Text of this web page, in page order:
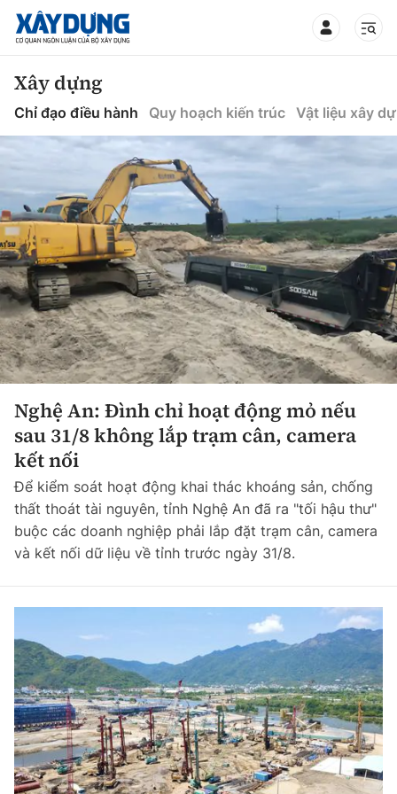
Mới nhất
Thời sự
Chính trị
Xã hội
Chuyện dọc đường
Cải chính
Xây dựng
Chỉ đạo điều hành
Quy hoạch kiến trúc
Vật liệu xây dựng
Giám định chất lượng
Quản lý đô thị
Giao thông
Quản lý
Đường bộ
Hàng không
Đường sắt
Đăng kiểm
Đường sắt tốc độ cao
Đường thủy
Hàng hải
Đường sắt đô thị
Kinh tế
Thị trường
Tài chính
Bảo hiểm
Doanh nghiệp
Pháp luật
Thanh tra
Pháp đình
Hỏi - Đáp
An toàn giao thông
Văn hóa giao thông
Lái xe an toàn
Chung tay vì ATGT
Giáo dục
Y tế
Đời sống
Lao động - Công đoàn
Văn hóa - Giải Trí
Văn hóa
Showbiz
Điện ảnh
Thể thao
Bóng đá
Bình luận
Công nghệ
Xây dựng
Chỉ đạo điều hành Quy hoạch kiến trúc Vật liệu xây
Nghệ An: Đình chỉ hoạt động mỏ nếu
sau 31/8 không lắp trạm cân, camera
kết nối
Để kiểm soát hoạt động khai thác khoáng sản, chống
thất thoát tài nguyên, tỉnh Nghệ An đã ra "tối hậu thư"
buộc các doanh nghiệp phải lắp đặt trạm cân, camera
và kết nối dữ liệu về tỉnh trước ngày 31/8.